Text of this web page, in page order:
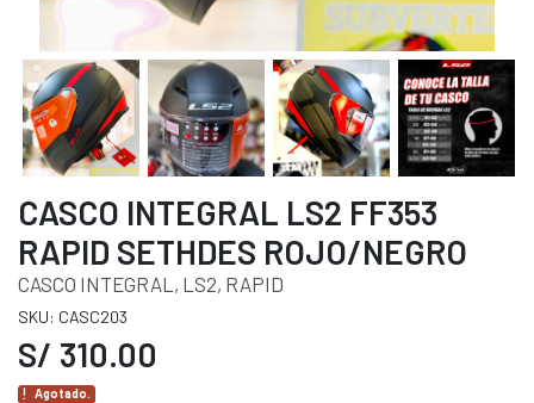
CASCO INTEGRAL LS2 FF353
RAPID SETHDES ROJO/NEGRO
CASCO INTEGRAL, LS2, RAPID
SKU: CASC203
S/ 310.00
Agotado.